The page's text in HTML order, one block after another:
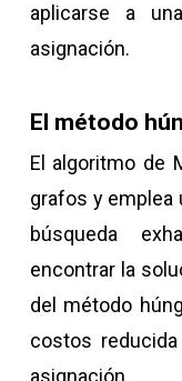
aplicarse a
asignación.
El método
El algoritmo de
grafos y emplea
búsqueda
encontrar la
del método
costos
asignación.